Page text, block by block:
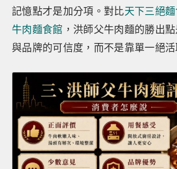
記憶點才是加分項。對比天下三絕
牛肉麵食館 ，洪師父牛肉麵的勝出
與品牌的可信度，而不是靠單一絕活